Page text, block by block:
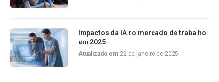
Impactos da IA no mercado de trabalho
em 2025
Atualizado em 22 de janeiro de 2025